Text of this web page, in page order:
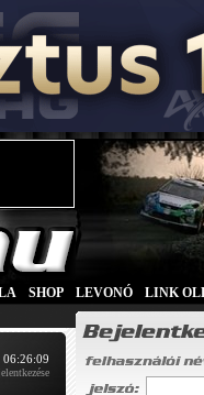
SHOP LEVONÓ LINK